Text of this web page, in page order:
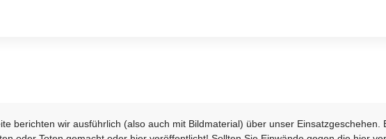
berichten wir ausführlich (also auch mit Bildmaterial) über unser